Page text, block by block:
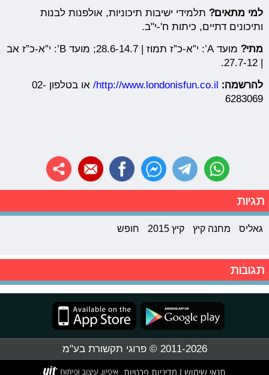
למי מתאים? תלמידי ישיבות תיכוניות, אולפנות לבנות
ותיכונים דתיים, כיתות ח'-י"ב.
מתי?
מועד A’: י”א-כ”ז תמוז | 28.6-14.7; מועד B’: י”א-כ”ז אב
| 27.7-12.
להרשמה: http://www.londonisfun.co.il/
או בטלפון 02-
6283069
תגיות
גאליס מחנה קיץ קיץ 2015 חופש
תגובות
2011-2026 © פרוגי תקשורת בע"מ
תנאי שימוש מדיניות פרטיות